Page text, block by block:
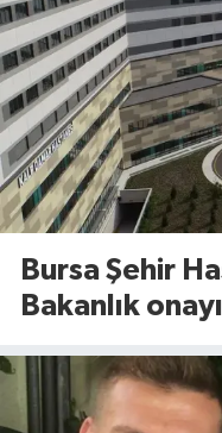
Bursa Şehir
Bakanlık